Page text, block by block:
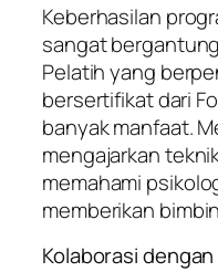
Keberhasilan
sangat
Pelatih yang
bersertifikat dari
banyak manfaat.
mengajarkan
memahami
memberikan
Kolaborasi dengan